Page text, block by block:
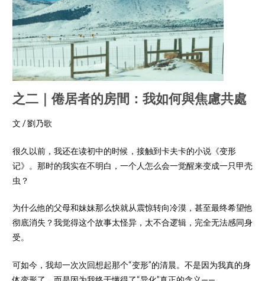
之二｜ 倦居者的房間：我如何與焦慮共處
文 / 劉乃歌
很久以前，我还在读初中的时候，接触到卡夫卡的小说《变形
记》。那时的我实在不明白，一个人怎么会一觉醒来变成一只甲壳
虫？
为什么他的父母和妹妹那么快就从震惊转向冷漠，甚至最终希望他
彻底消失？我觉得这个故事太怪异，太不合逻辑，完全无法感同身
受。
可如今，我却一次次回想起那个“变形”的清晨。不是因为我真的身